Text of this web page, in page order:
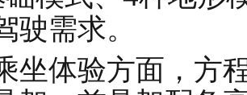
驶需求。
坐体验方面，方